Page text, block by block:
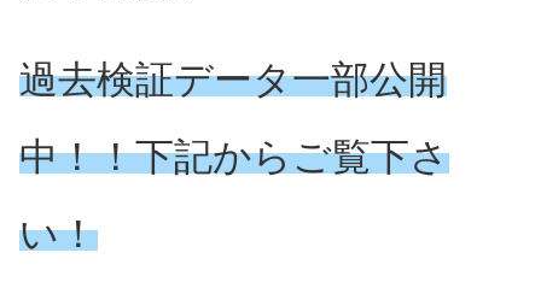
過去検証データ一部公開
中！！下記からご覧下さ
い！